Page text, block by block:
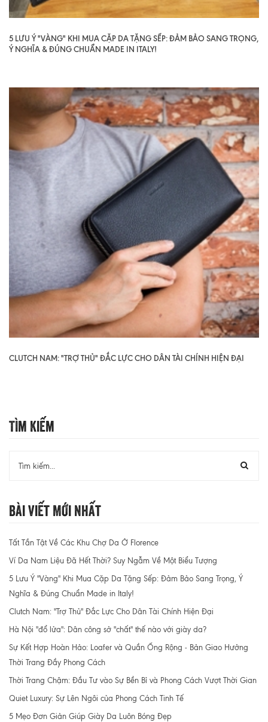
5 LƯU Ý "VÀNG" KHI MUA CẶP DA TẶNG SẾP: ĐẢM BẢO SANG TRỌNG,
Ý NGHĨA & ĐÚNG CHUẨN MADE IN ITALY!
CLUTCH NAM: "TRỢ THỦ" ĐẮC LỰC CHO DÂN TÀI CHÍNH HIỆN ĐẠI
Tìm Kiếm
Bài Viết Mới Nhất
Tất Tần Tật Về Các Khu Chợ Da Ở Florence
Ví Da Nam Liệu Đã Hết Thời? Suy Ngẫm Về Một Biểu Tượng
5 Lưu Ý "Vàng" Khi Mua Cặp Da Tặng Sếp: Đảm Bảo Sang Trọng, Ý
Nghĩa & Đúng Chuẩn Made in Italy!
Clutch Nam: "Trợ Thủ" Đắc Lực Cho Dân Tài Chính Hiện Đại
Hà Nội "đổ lửa": Dân công sở "chất" thế nào với giày da?
Sự Kết Hợp Hoàn Hảo: Loafer và Quần Ống Rộng - Bản Giao Hưởng
Thời Trang Đầy Phong Cách
Thời Trang Chậm: Đầu Tư vào Sự Bền Bỉ và Phong Cách Vượt Thời Gian
Quiet Luxury: Sự Lên Ngôi của Phong Cách Tinh Tế
5 Mẹo Đơn Giản Giúp Giày Da Luôn Bóng Đẹp